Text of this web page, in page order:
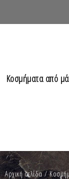
Κοσμήματα από
Αρχική σελίδα/